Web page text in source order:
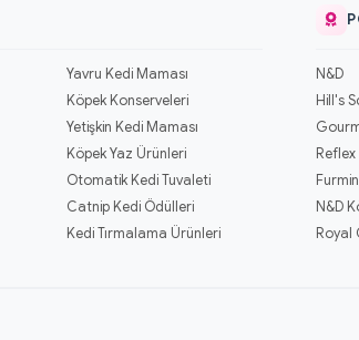
Yavru Kedi Maması
Köpek Konserveleri
Yetişkin Kedi Maması
Köpek Yaz Ürünleri
Otomatik Kedi Tuvaleti
Catnip Kedi Ödülleri
Kedi Tırmalama Ürünleri
N&D
Hill's
Reflex
N&D